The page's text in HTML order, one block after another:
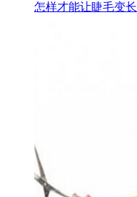
怎样才能让睫毛变长